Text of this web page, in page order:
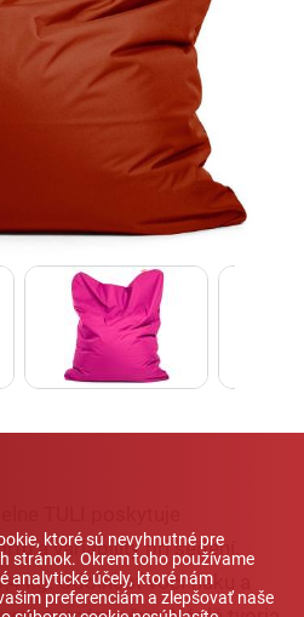
TULI poskytuje
a variability pri sedení.
kg. Odolnosť voči tlaku a
ktoré sú nevyhnutné pre
stránok. Okrem toho používame
analytické účely, ktoré nám
preferenciám a zlepšovať naše
a